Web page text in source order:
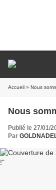
Accueil » Nous
Nous
Publié le 27/01/
Par